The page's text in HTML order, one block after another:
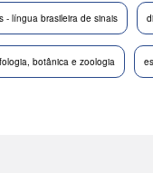
- língua brasileira de sinais
botânica e zoologia